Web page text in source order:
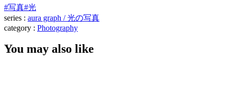
#写真#光
series : aura graph / 光の写真
category : Photography
You may also like